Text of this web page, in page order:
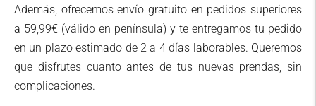
Además, ofrecemos envío gratuito en pedidos superiores
a 59,99€ (válido en península) y te entregamos tu pedido
en un plazo estimado de 2 a 4 días laborables. Queremos
que disfrutes cuanto antes de tus nuevas prendas, sin
complicaciones.